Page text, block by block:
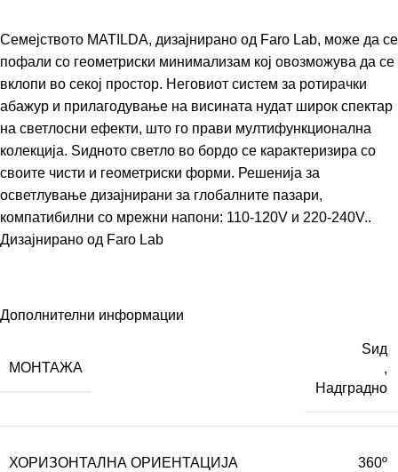
Семејството MATILDA, дизајнирано од Faro Lab, може да се
пофали со геометриски минимализам кој овозможува да се
вклопи во секој простор. Неговиот систем за ротирачки
абажур и прилагодување на висината нудат широк спектар
на светлосни ефекти, што го прави мултифункционална
колекција. Ѕидното светло во бордо се карактеризира со
своите чисти и геометриски форми. Решенија за
осветлување дизајнирани за глобалните пазари,
компатибилни со мрежни напони: 110-120V и 220-240V..
Дизајнирано од Faro Lab
Дополнителни информации
МОНТАЖА
Ѕид
,
Надградно
ХОРИЗОНТАЛНА ОРИЕНТАЦИЈА 360º